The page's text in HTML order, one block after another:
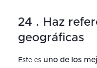
24 . Haz
geográficas
Este es uno de los